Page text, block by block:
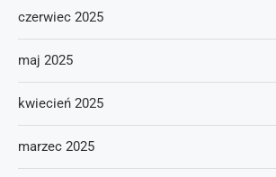
czerwiec 2025
maj 2025
kwiecień 2025
marzec 2025